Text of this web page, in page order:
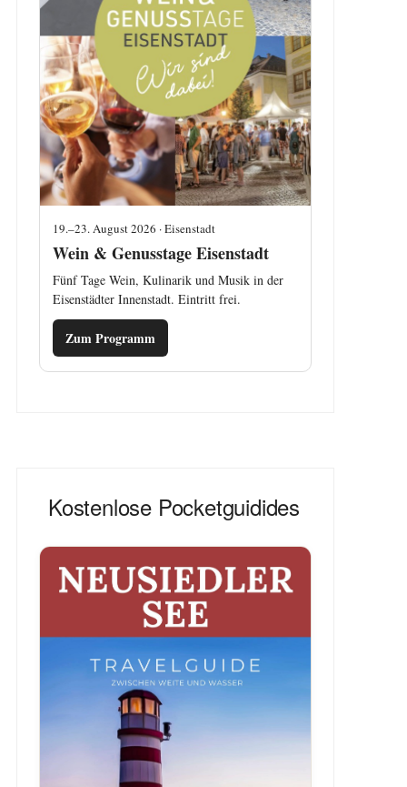
19.–23. August 2026 · Eisenstadt
Wein & Genusstage Eisenstadt
Fünf Tage Wein, Kulinarik und Musik in der
Eisenstädter Innenstadt. Eintritt frei.
Zum Programm
Kostenlose Pocketguidides